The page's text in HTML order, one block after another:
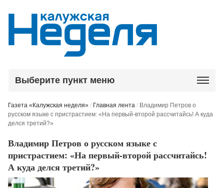
Выберите пункт меню
Газета «Калужская неделя» / Главная лента / Владимир Петров о
русском языке с пристрастием: «На первый-второй рассчитайсь! А куда
делся третий?»
Владимир Петров о русском языке с
пристрастием: «На первый-второй рассчитайсь!
А куда делся третий?»